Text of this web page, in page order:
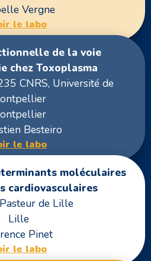
Vergne
le labo
de la voie
chez Toxoplasma
CNRS, Université de
Besteiro
le labo
moléculaires
cardiovasculaires
de Lille
Lille
Pinet
le labo